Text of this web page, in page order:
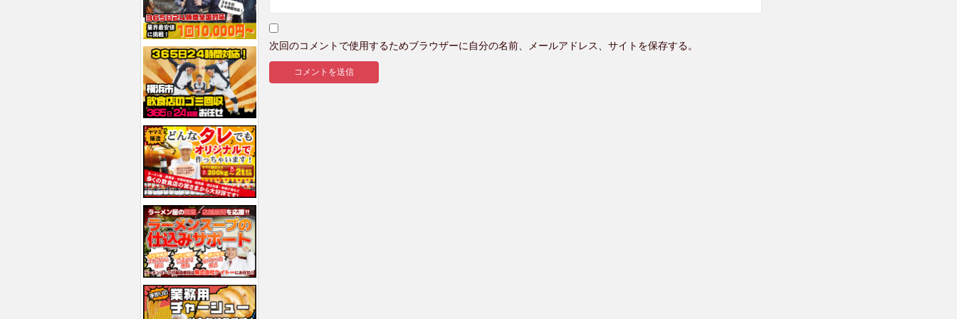
次回のコメントで使用するためブラウザーに自分の名前、メールアドレス、サイトを保存する。